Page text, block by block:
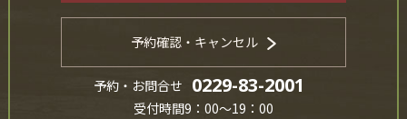
予約確認・キャンセル
予約・お問合せ 0229-83-2001
受付時間9：00～19：00